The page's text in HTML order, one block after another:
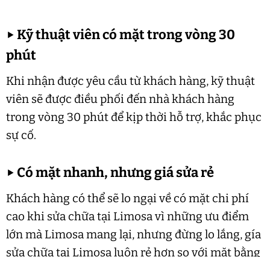
▶Kỹ thuật viên có mặt trong vòng 30
phút
Khi nhận được yêu cầu từ khách hàng, kỹ thuật
viên sẽ được điều phối đến nhà khách hàng
trong vòng 30 phút để kịp thời hỗ trợ, khắc phục
sự cố.
▶ Có mặt nhanh, nhưng giá sửa rẻ
Khách hàng có thể sẽ lo ngại về có mặt chi phí
cao khi sửa chữa tại Limosa vì những ưu điểm
lớn mà Limosa mang lại, nhưng đừng lo lắng, gía
sửa chữa tại Limosa luôn rẻ hơn so với mặt bằng